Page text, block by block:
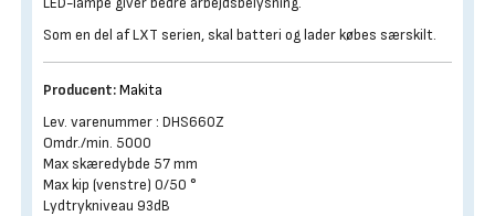
Som en del af LXT serien, skal batteri og lader købes særskilt.
Producent:Makita
Lev. varenummer : DHS660Z
Omdr./min. 5000
Max skæredybde 57 mm
Max kip (venstre) 0/50 °
Lydtrykniveau 93dB